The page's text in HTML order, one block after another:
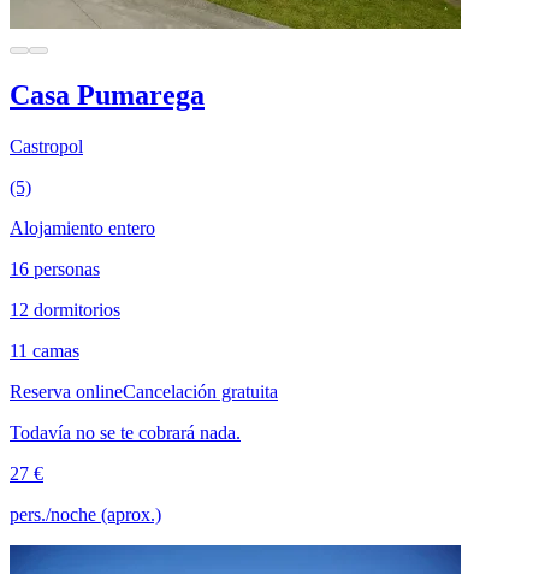
Casa Pumarega
Castropol
(5)
Alojamiento entero
16 personas
12 dormitorios
11 camas
Reserva onlineCancelación gratuita
Todavía no se te cobrará nada.
27 €
pers./noche (aprox.)